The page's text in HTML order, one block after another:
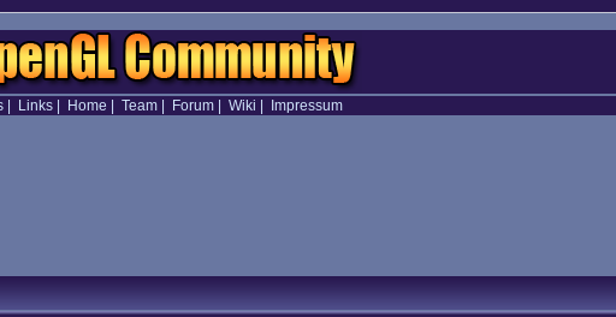
| Links| Home Team| Forum| Wiki Impressum